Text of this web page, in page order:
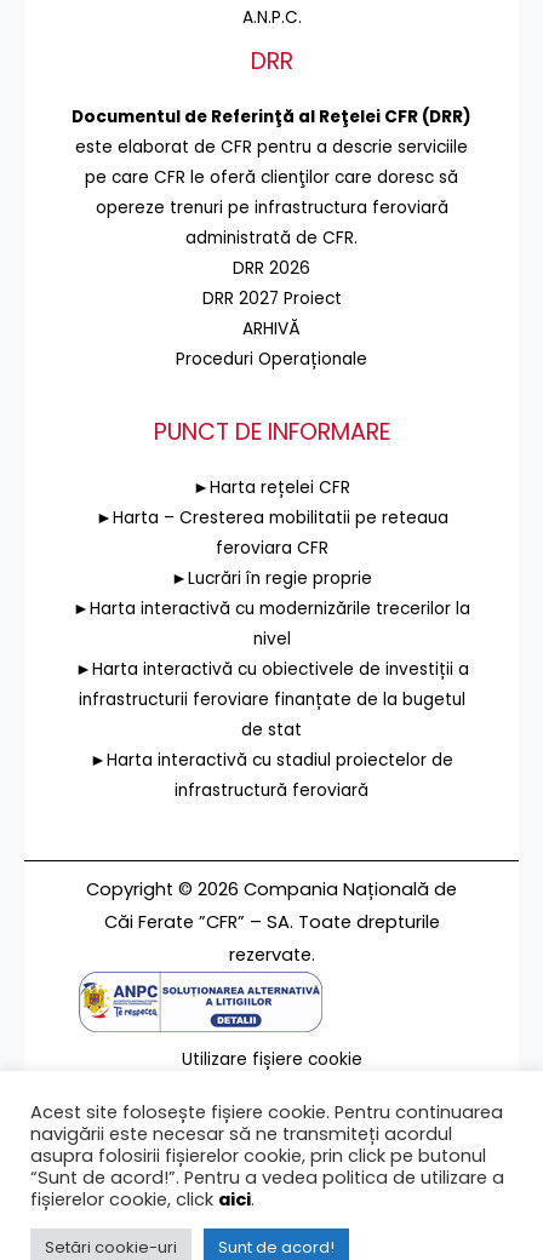
A.N.P.C.
DRR
Documentul de Referinţă al Reţelei CFR (DRR)
este elaborat de CFR pentru a descrie serviciile
pe care CFR le oferă clienţilor care doresc să
opereze trenuri pe infrastructura feroviară
administrată de CFR.
DRR 2026
DRR 2027 Proiect
ARHIVĂ
Proceduri Operaționale
PUNCT DE INFORMARE
►Harta rețelei CFR
►Harta – Cresterea mobilitatii pe reteaua
feroviara CFR
►Lucrări în regie proprie
►Harta interactivă cu modernizările trecerilor la
nivel
►Harta interactivă cu obiectivele de investiții a
infrastructurii feroviare finanțate de la bugetul
de stat
►Harta interactivă cu stadiul proiectelor de
infrastructură feroviară
Copyright © 2026 Compania Națională de
Căi Ferate ”CFR” – SA. Toate drepturile
rezervate.
Utilizare fișiere cookie
Contact
Ultima modificare a paginii 19/05/2023
Acest site folosește fișiere cookie. Pentru continuarea
navigării este necesar să ne transmiteți acordul
asupra folosirii fișierelor cookie, prin click pe butonul
“Sunt de acord!”. Pentru a vedea politica de utilizare a
fișierelor cookie, click aici.
Setări cookie-uri Sunt de acord!